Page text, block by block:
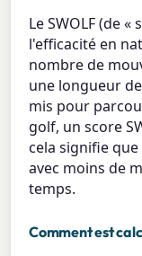
Le SWOLF (de
l'efficacité en
nombre de
une longueur
mis pour
golf, un score
cela signifie
avec moins de
temps.
Comment est